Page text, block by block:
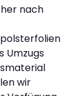
nach
Umzugs
wir